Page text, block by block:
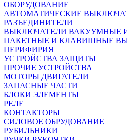
ОБОРУДОВАНИЕ
АВТОМАТИЧЕСКИЕ
РАЗЪЕДИНИТЕЛИ
ВЫКЛЮЧАТЕЛИ ВАКУУМНЫЕ
ПАКЕТНЫЕ И КЛАВИШНЫЕ
ПЕРИФИРИЯ
УСТРОЙСТВА ЗАЩИТЫ
ПРОЧИЕ УСТРОЙСТВА
МОТОРЫ ДВИГАТЕЛИ
ЗАПАСНЫЕ ЧАСТИ
БЛОКИ ЭЛЕМЕНТЫ
РЕЛЕ
КОНТАКТОРЫ
СИЛОВОЕ ОБРУДОВАНИЕ
РУБИЛЬНИКИ